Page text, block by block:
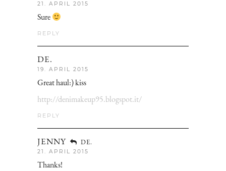
21. APRIL 2015
Sure
REPLY
DE.
19. APRIL 2015
Great haul:) kiss
http://denimakeup95.blogspot.it/
REPLY
JENNY DE.
21. APRIL 2015
Thanks!